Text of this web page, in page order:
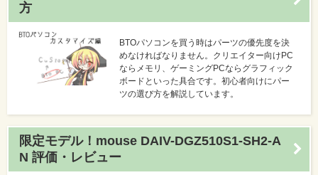
方
BTOパソコンを買う時はパーツの優先度を決
めなければなりません。クリエイター向けPC
ならメモリ、ゲーミングPCならグラフィック
ボードといった具合です。初心者向けにパー
ツの選び方を解説しています。
限定モデル！mouse DAIV-DGZ510S1-SH2-A
N 評価・レビュー